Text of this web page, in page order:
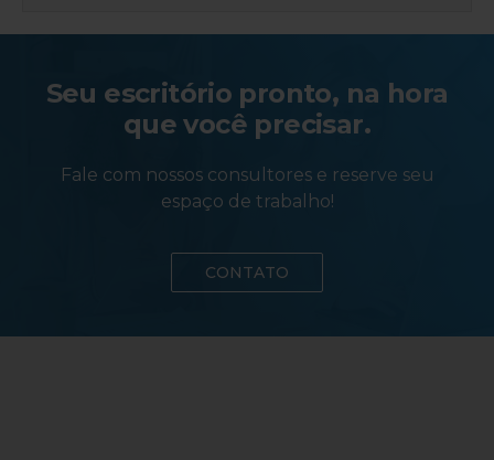
Seu escritório pronto, na hora
que você precisar.
Fale com nossos consultores e reserve seu
espaço de trabalho!
CONTATO